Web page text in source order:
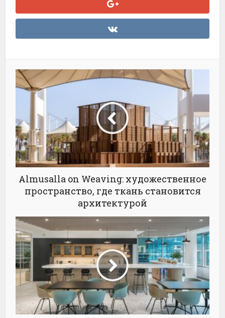
Almusalla on Weaving: художественное
пространство, где ткань становится
архитектурой